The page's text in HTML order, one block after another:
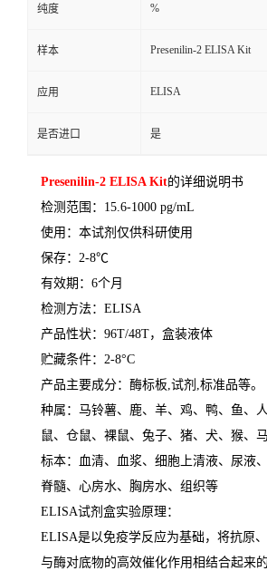
纯度 %
样本 Presenilin-2 ELISA Kit
应用 ELISA
是否进口 是
Presenilin-2 ELISA Kit的详细说明书
检测范围： 15.6-1000 pg/mL
使用：本试剂仅供科研使用
保存： 2-8℃
有效期： 6个月
检测方法： ELISA
产品性状： 96T/48T，盒装液体
贮藏条件： 2-8°C
产品主要成分：酶标板 试剂 标准品等。
种属：马铃薯、鹿、羊、鸡、鸭、鱼、
鼠、仓鼠、裸鼠、兔子、猪、犬、猴、
标本：血清、血浆、细胞上清液、尿液
脊髓、心房水、胸房水、组织等
ELISA试剂盒实验原理：
ELISA是以免疫学反应为基础，将抗原
与酶对底物的高效催化作用相结合起来